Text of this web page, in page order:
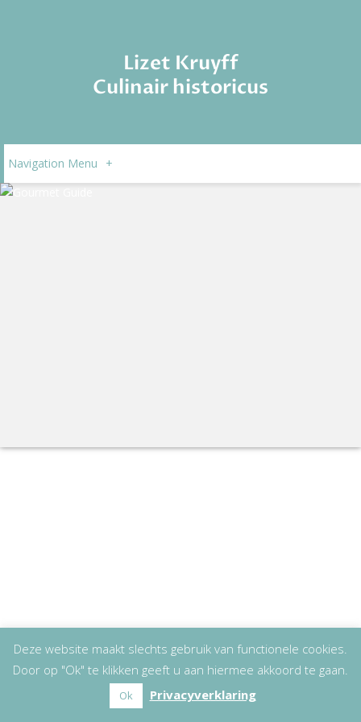
Lizet Kruyff
Culinair historicus
Navigation Menu +
Deze website maakt slechts gebruik van functionele cookies.
Door op "Ok" te klikken geeft u aan hiermee akkoord te gaan.
Ok Privacyverklaring